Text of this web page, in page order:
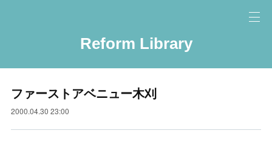
Reform Library
ファーストアベニュー木刈
2000.04.30 23:00